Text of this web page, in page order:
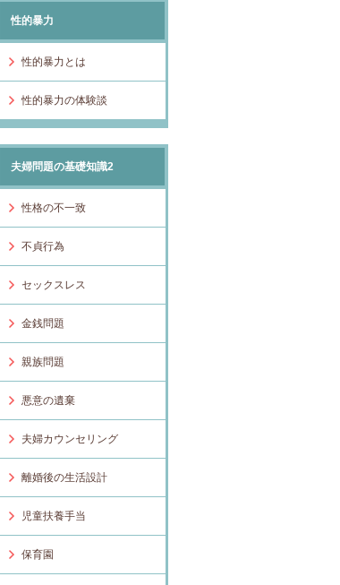
性的暴力
性的暴力とは
性的暴力の体験談
夫婦問題の基礎知識2
性格の不一致
不貞行為
セックスレス
金銭問題
親族問題
悪意の遺棄
夫婦カウンセリング
離婚後の生活設計
児童扶養手当
保育園